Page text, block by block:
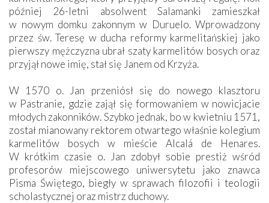
później 26-letni absolwent Salamanki zamieszkał
w nowym domku zakonnym w Duruelo. Wprowadzony
przez św. Teresę w ducha reformy karmelitańskiej jako
pierwszy mężczyzna ubrał szaty karmelitów bosych oraz
przyjął nowe imię, stał się Janem od Krzyża.
W 1570 o. Jan przeniósł się do nowego klasztoru
w Pastranie, gdzie zajął się formowaniem w nowicjacie
młodych zakonników. Szybko jednak, bo w kwietniu 1571,
został mianowany rektorem otwartego właśnie kolegium
karmelitów bosych w mieście Alcalá de Henares.
W krótkim czasie o. Jan zdobył sobie prestiż wśród
profesorów miejscowego uniwersytetu jako znawca
Pisma Świętego, biegły w sprawach filozofii i teologii
scholastycznej oraz mistrz duchowy.